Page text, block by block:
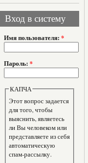
Вход в систему
Имя пользователя: *
Пароль: *
КАПЧА
Этот вопрос задается
для того, чтобы
выяснить, являетесь
ли Вы человеком или
представляете из себя
автоматическую
спам-рассылку.